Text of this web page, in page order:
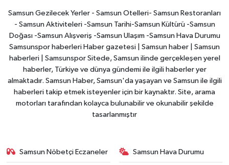
Samsun Gezilecek Yerler - Samsun Otelleri- Samsun Restoranları
- Samsun Aktiviteleri -Samsun Tarihi-Samsun Kültürü -Samsun
Doğası -Samsun Alışveriş -Samsun Ulaşım -Samsun Hava Durumu
Samsunspor haberleri Haber gazetesi | Samsun haber | Samsun
haberleri | Samsunspor Sitede, Samsun ilinde gerçekleşen yerel
haberler, Türkiye ve dünya gündemi ile ilgili haberler yer
almaktadır. Samsun Haber, Samsun'da yaşayan ve Samsun ile ilgili
haberleri takip etmek isteyenler için bir kaynaktır. Site, arama
motorları tarafından kolayca bulunabilir ve okunabilir şekilde
tasarlanmıştır
Samsun Nöbetçi Eczaneler Samsun Hava Durumu